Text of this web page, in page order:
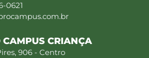
0621
CAMPUS CRIANÇA
906 - Centro